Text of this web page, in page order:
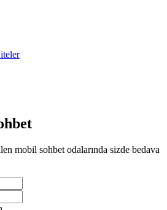
mobil sohbet odalarında sizde bedava